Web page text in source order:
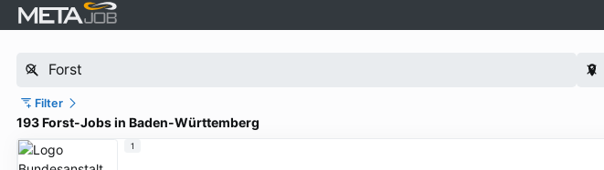
Filter
193 Forst-Jobs in Baden-Württemberg
1